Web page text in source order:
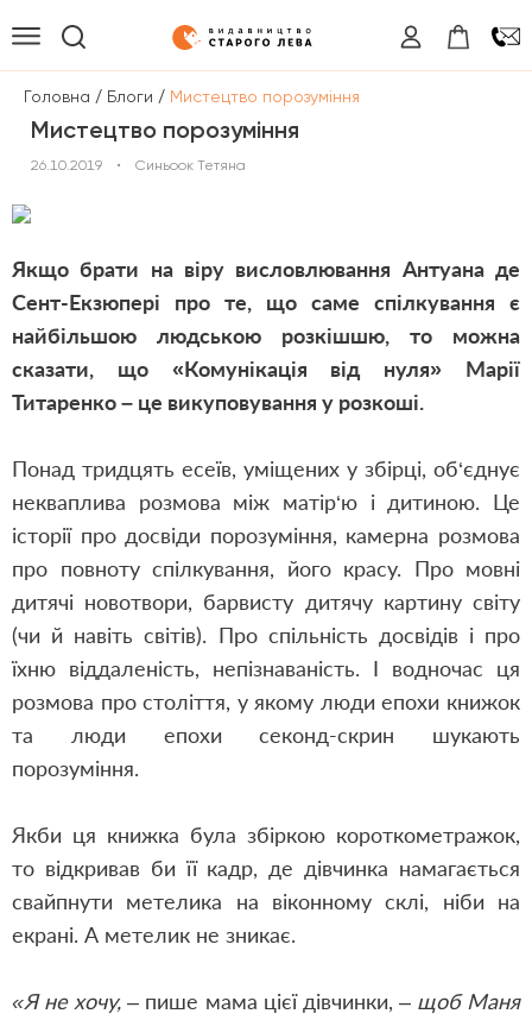
Головна / Блоги / Мистецтво порозуміння
Мистецтво порозуміння
26.10.2019 • Синьоок Тетяна
Якщо брати на віру висловлювання Антуана де
Сент-Екзюпері про те, що саме спілкування є
найбільшою людською розкішшю, то можна
сказати, що «Комунікація від нуля» Марії
Титаренко – це викуповування у розкоші.
Понад тридцять есеїв, уміщених у збірці, об‘єднує
некваплива розмова між матір‘ю і дитиною. Це
історії про досвіди порозуміння, камерна розмова
про повноту спілкування, його красу. Про мовні
дитячі новотвори, барвисту дитячу картину світу
(чи й навіть світів). Про спільність досвідів і про
їхню віддаленість, непізнаваність. І водночас ця
розмова про століття, у якому люди епохи книжок
та люди епохи секонд-скрин шукають
порозуміння.
Якби ця книжка була збіркою короткометражок,
то відкривав би її кадр, де дівчинка намагається
свайпнути метелика на віконному склі, ніби на
екрані. А метелик не зникає.
«Я не хочу, – пише мама цієї дівчинки, –щоб Маня